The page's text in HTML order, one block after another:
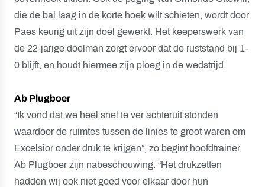
die de bal laag in de korte hoek wilt schieten, wordt door
Paes keurig uit zijn doel gewerkt. Het keeperswerk van
de 22-jarige doelman zorgt ervoor dat de ruststand bij 1-
0 blijft, en houdt hiermee zijn ploeg in de wedstrijd.
Ab Plugboer
“Ik vond dat we heel snel te ver achteruit stonden
waardoor de ruimtes tussen de linies te groot waren om
Excelsior onder druk te krijgen”, zo begint hoofdtrainer
Ab Plugboer zijn nabeschouwing. “Het drukzetten
hadden wij ook niet goed voor elkaar door hun